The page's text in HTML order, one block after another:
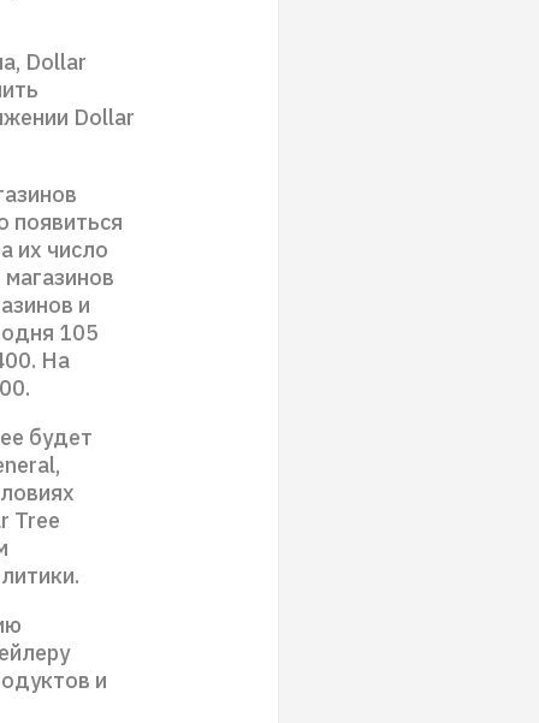
Dollar
Dollar
появиться
их число
и
105
На
будет
Tree
и